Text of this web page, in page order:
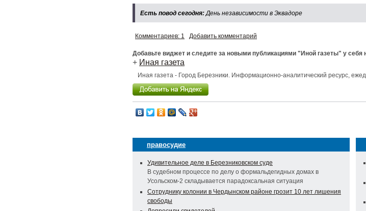
Есть повод сегодня:День независимости в Эквадоре
Комментариев: 1 Добавить комментарий
Добавьте виджет и следите за новыми публикациями "Иной газеты" у себя
+ Иная газета
Иная газета - Город Березники. Информационно-аналитический ресурс,
правосудие
Удивительное деле в Березниковском суде
В судебном процессе по делу о формальдегидных домах в
Усольском-2 складывается парадоксальная ситуация
Сотруднику колонии в Чердынском районе грозит 10 лет лишения
свободы